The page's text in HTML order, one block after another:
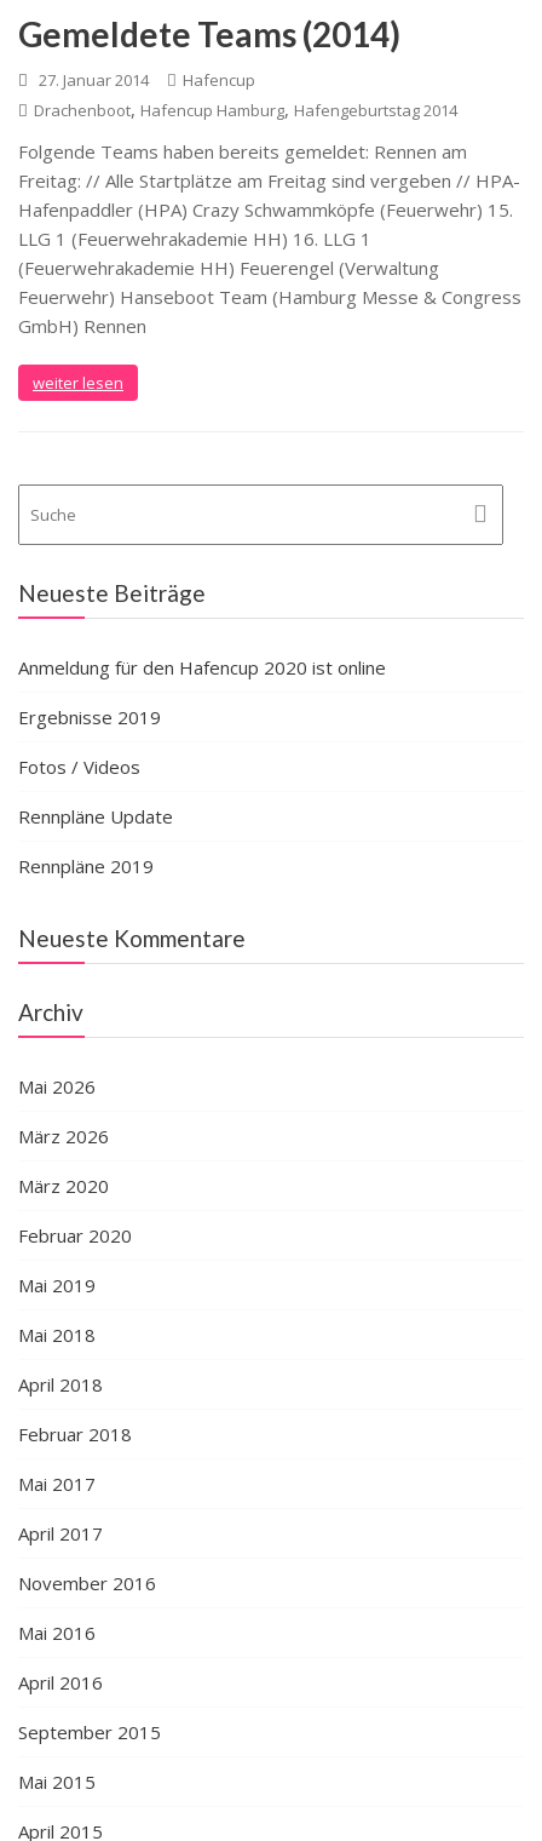
Gemeldete Teams (2014)
27. Januar 2014
Hafencup
Drachenboot, Hafencup Hamburg, Hafengeburtstag 2014
Folgende Teams haben bereits gemeldet: Rennen am
Freitag: // Alle Startplätze am Freitag sind vergeben // HPA-
Hafenpaddler (HPA) Crazy Schwammköpfe (Feuerwehr) 15.
LLG 1 (Feuerwehrakademie HH) 16. LLG 1
(Feuerwehrakademie HH) Feuerengel (Verwaltung
Feuerwehr) Hanseboot Team (Hamburg Messe & Congress
GmbH) Rennen
weiter lesen
Neueste Beiträge
Anmeldung für den Hafencup 2020 ist online
Ergebnisse 2019
Fotos / Videos
Rennpläne Update
Rennpläne 2019
Neueste Kommentare
Archiv
Mai 2026
März 2026
März 2020
Februar 2020
Mai 2019
Mai 2018
April 2018
Februar 2018
Mai 2017
April 2017
November 2016
Mai 2016
April 2016
September 2015
Mai 2015
April 2015